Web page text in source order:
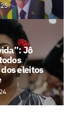
Jô
eleitos